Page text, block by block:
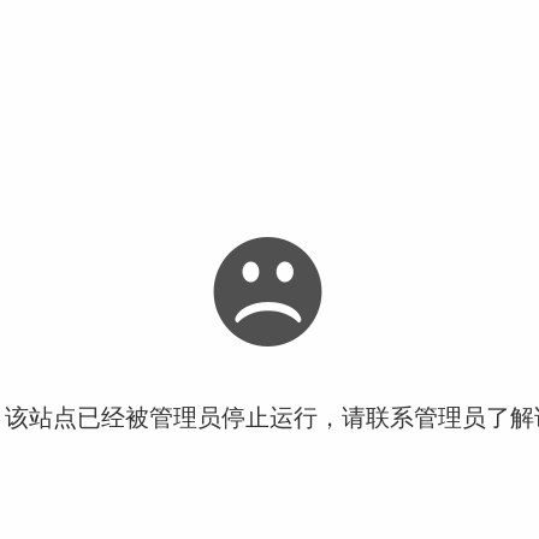
站点已经被管理员停止运行，请联系管理员了